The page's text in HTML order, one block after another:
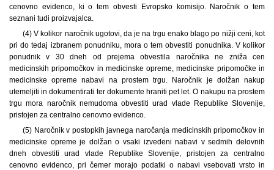
cenovno evidenco, ki o tem obvesti Evropsko komisijo. Naročnik o tem
seznani tudi proizvajalca.
(4) V kolikor naročnik ugotovi, da je na trgu enako blago po nižji ceni, kot
pri do tedaj izbranem ponudniku, mora o tem obvestiti ponudnika. V kolikor
ponudnik v 30 dneh od prejema obvestila naročnika ne zniža cen
medicinskih pripomočkov in medicinske opreme, medicinske pripomočke in
medicinske opreme nabavi na prostem trgu. Naročnik je dolžan nakup
utemeljiti in dokumentirati ter dokumente hraniti pet let. O nakupu na prostem
trgu mora naročnik nemudoma obvestiti urad vlade Republike Slovenije,
pristojen za centralno cenovno evidenco.
(5) Naročnik v postopkih javnega naročanja medicinskih pripomočkov in
medicinske opreme je dolžan o vsaki izvedeni nabavi v sedmih delovnih
dneh obvestiti urad vlade Republike Slovenije, pristojen za centralno
cenovno evidenco, pri čemer morajo podatki o nabavi vsebovati vrsto in